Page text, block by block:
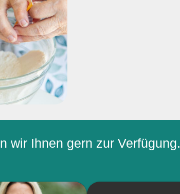
wir Ihnen gern zur Verfügung.